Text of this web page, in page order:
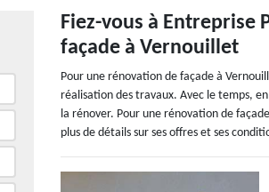
Fiez-vous à Entreprise
façade à Vernouillet
Pour une rénovation de façade à
réalisation des travaux. Avec le temps,
la rénover. Pour une rénovation de
plus de détails sur ses offres et ses